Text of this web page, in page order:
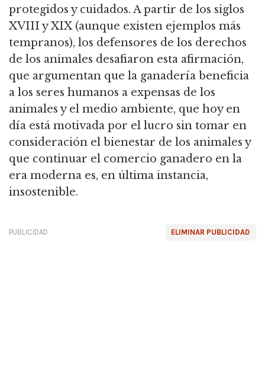
protegidos y cuidados. A partir de los siglos
XVIII y XIX (aunque existen ejemplos más
tempranos), los defensores de los derechos
de los animales desafiaron esta afirmación,
que argumentan que la ganadería beneficia
a los seres humanos a expensas de los
animales y el medio ambiente, que hoy en
día está motivada por el lucro sin tomar en
consideración el bienestar de los animales y
que continuar el comercio ganadero en la
era moderna es, en última instancia,
insostenible.
ELIMINAR PUBLICIDAD
PUBLICIDAD